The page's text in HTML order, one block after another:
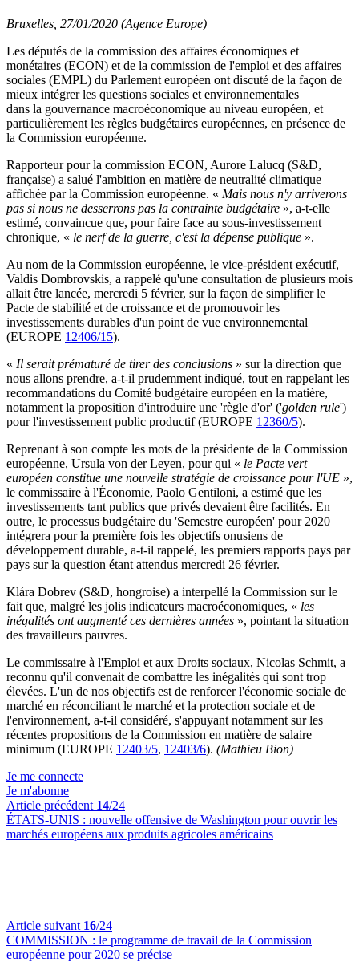
Bruxelles, 27/01/2020 (Agence Europe)
Les députés de la commission des affaires économiques et
monétaires (ECON) et de la commission de l'emploi et des affaires
sociales (EMPL) du Parlement européen ont discuté de la façon de
mieux intégrer les questions sociales et environnementales
dans la gouvernance macroéconomique au niveau européen, et
particulièrement les règles budgétaires européennes, en présence de
la Commission européenne.
Rapporteur pour la commission ECON, Aurore Lalucq (S&D,
française) a salué l'ambition en matière de neutralité climatique
affichée par la Commission européenne. « Mais nous n'y arriverons
pas si nous ne desserrons pas la contrainte budgétaire », a-t-elle
estimé, convaincue que, pour faire face au sous-investissement
chronique, « le nerf de la guerre, c'est la dépense publique ».
Au nom de la Commission européenne, le vice-président exécutif,
Valdis Dombrovskis, a rappelé qu'une consultation de plusieurs mois
allait être lancée, mercredi 5 février, sur la façon de simplifier le
Pacte de stabilité et de croissance et de promouvoir les
investissements durables d'un point de vue environnemental
(EUROPE 12406/15).
« Il serait prématuré de tirer des conclusions » sur la direction que
nous allons prendre, a-t-il prudemment indiqué, tout en rappelant les
recommandations du Comité budgétaire européen en la matière,
notamment la proposition d'introduire une 'règle d'or' ('golden rule')
pour l'investissement public productif (EUROPE 12360/5).
Reprenant à son compte les mots de la présidente de la Commission
européenne, Ursula von der Leyen, pour qui « le Pacte vert
européen constitue une nouvelle stratégie de croissance pour l'UE »,
le commissaire à l'Économie, Paolo Gentiloni, a estimé que les
investissements tant publics que privés devaient être facilités. En
outre, le processus budgétaire du 'Semestre européen' pour 2020
intégrera pour la première fois les objectifs onusiens de
développement durable, a-t-il rappelé, les premiers rapports pays par
pays sur la question étant attendus mercredi 26 février.
Klára Dobrev (S&D, hongroise) a interpellé la Commission sur le
fait que, malgré les jolis indicateurs macroéconomiques, « les
inégalités ont augmenté ces dernières années », pointant la situation
des travailleurs pauvres.
Le commissaire à l'Emploi et aux Droits sociaux, Nicolas Schmit, a
reconnu qu'il convenait de combattre les inégalités qui sont trop
élevées. L'un de nos objectifs est de renforcer l'économie sociale de
marché en réconciliant le marché et la protection sociale et de
l'environnement, a-t-il considéré, s'appuyant notamment sur les
récentes propositions de la Commission en matière de salaire
minimum (EUROPE 12403/5, 12403/6). (Mathieu Bion)
Je me connecte
Je m'abonne
Article précédent 14/24
ÉTATS-UNIS : nouvelle offensive de Washington pour ouvrir les
marchés européens aux produits agricoles américains
Article suivant 16/24
COMMISSION : le programme de travail de la Commission
européenne pour 2020 se précise